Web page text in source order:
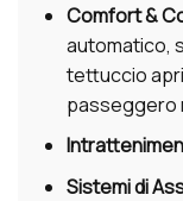
Comfort &
automatico,
tettuccio
passeggero
Sistemi di